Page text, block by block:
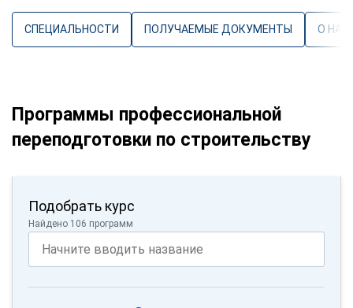
СПЕЦИАЛЬНОСТИ ПОЛУЧАЕМЫЕ ДОКУМЕНТЫ О
Программы профессиональной
переподготовки по строительству
Подобрать курс
Найдено 106 программ